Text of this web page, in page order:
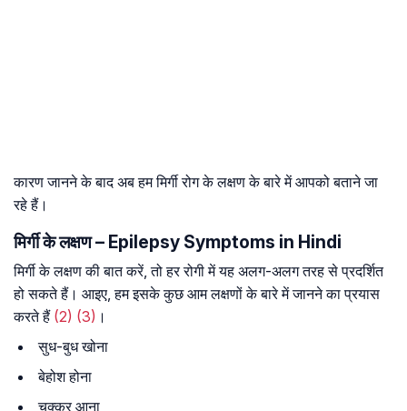
कारण जानने के बाद अब हम मिर्गी रोग के लक्षण के बारे में आपको बताने जा
रहे हैं।
मिर्गी के लक्षण – Epilepsy Symptoms in Hindi
मिर्गी के लक्षण की बात करें, तो हर रोगी में यह अलग-अलग तरह से प्रदर्शित
हो सकते हैं। आइए, हम इसके कुछ आम लक्षणों के बारे में जानने का प्रयास
करते हैं (2) (3) ।
सुध-बुध खोना
बेहोश होना
चक्कर आना